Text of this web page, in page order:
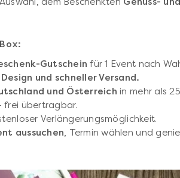
Gutscheinfür 1 Event nach
und schneller Versand.
und Österreich in mehr als
frei übertragbar.
Verlängerungsmöglichkeit.
aussuchen, Termin wählen und